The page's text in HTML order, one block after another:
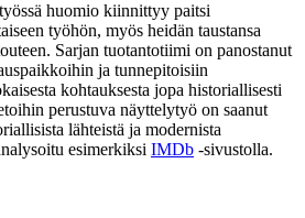
huomio kiinnittyy paitsi
työhön, myös heidän taustansa
Sarjan tuotantotiimi on panostanut
ja tunnepitoisiin
kohtauksesta jopa historiallisesti
perustuva näyttelytyö on saanut
lähteistä ja modernista
esimerkiksi IMDb -sivustolla.